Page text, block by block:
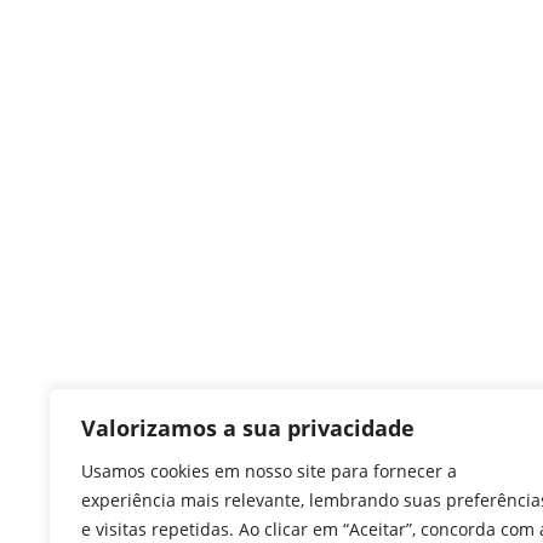
Valorizamos a sua privacidade
Usamos cookies em nosso site para fornecer a
experiência mais relevante, lembrando suas
e visitas repetidas. Ao clicar em “Aceitar”, concorda com